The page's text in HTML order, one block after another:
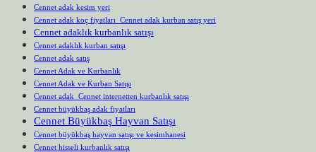
Cennet adak kesim yeri
Cennet adak koç fiyatları Cennet adak kurban satış yeri
Cennet adaklık kurbanlık satışı
Cennet adaklık kurban satışı
Cennet adak satış
Cennet Adak ve Kurbanlık
Cennet Adak ve Kurban Satışı
Cennet adak Cennet internetten kurbanlık satışı
Cennet büyükbaş adak fiyatları
Cennet Büyükbaş Hayvan Satışı
Cennet büyükbaş hayvan satışı ve kesimhanesi
Cennet hisseli kurbanlık satışı